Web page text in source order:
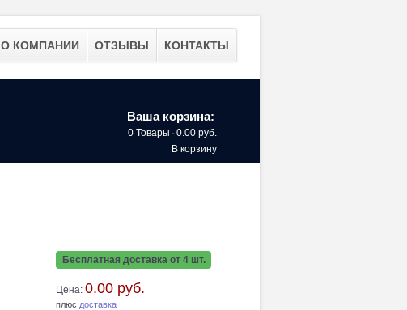
О КОМПАНИИ ОТЗЫВЫ КОНТАКТЫ
Ваша корзина:
0 Товары -0.00 руб.
В корзину
Бесплатная доставка от 4 шт.
Цена:0.00 руб.
плюс доставка